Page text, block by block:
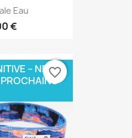
Eau
€
– NE favorite_border